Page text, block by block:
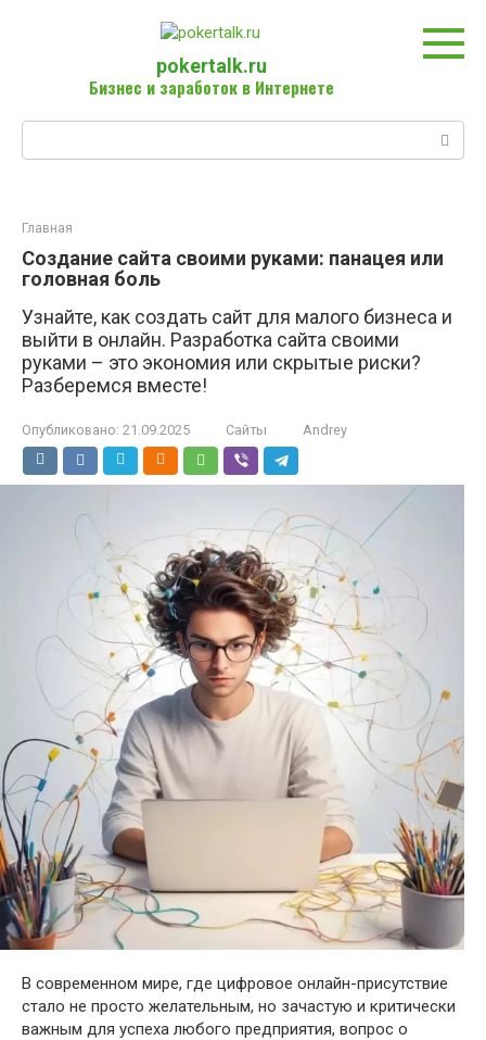
pokertalk.ru
Бизнес и заработок в Интернете
Главная
Создание сайта своими руками: панацея или
головная боль
Узнайте, как создать сайт для малого бизнеса и
выйти в онлайн. Разработка сайта своими
руками – это экономия или скрытые риски?
Разберемся вместе!
Опубликовано: 21.09.2025 Сайты Andrey
В современном мире, где цифровое онлайн-присутствие
стало не просто желательным, но зачастую и критически
важным для успеха любого предприятия, вопрос о